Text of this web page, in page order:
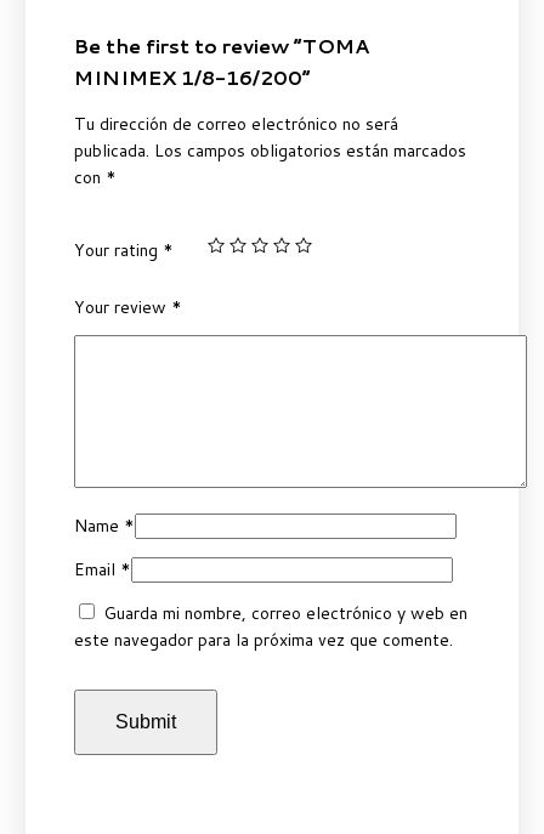
Be the first to review “TOMA
MINIMEX 1/8-16/200”
Tu dirección de correo electrónico no será
publicada. Los campos obligatorios están marcados
con *
Your rating *
Your review *
Name *
Email *
Guarda mi nombre, correo electrónico y web en
este navegador para la próxima vez que comente.